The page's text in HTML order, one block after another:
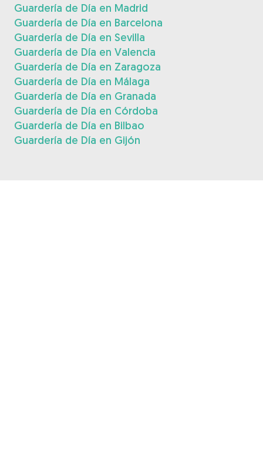
Guardería de Día en Madrid
Guardería de Día en Barcelona
Guardería de Día en Sevilla
Guardería de Día en Valencia
Guardería de Día en Zaragoza
Guardería de Día en Málaga
Guardería de Día en Granada
Guardería de Día en Córdoba
Guardería de Día en Bilbao
Guardería de Día en Gijón